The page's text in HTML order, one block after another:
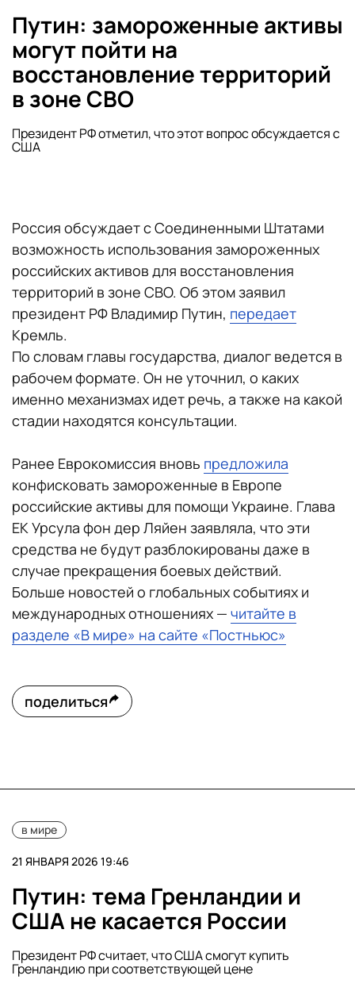
Путин: замороженные активы
могут пойти на
восстановление территорий
в зоне СВО
Президент РФ отметил, что этот вопрос обсуждается с
США
Россия обсуждает с Соединенными Штатами
возможность использования замороженных
российских активов для восстановления
территорий в зоне СВО. Об этом заявил
президент РФ Владимир Путин, передает
Кремль.
По словам главы государства, диалог ведется в
рабочем формате. Он не уточнил, о каких
именно механизмах идет речь, а также на какой
стадии находятся консультации.
Ранее Еврокомиссия вновь предложила
конфисковать замороженные в Европе
российские активы для помощи Украине. Глава
ЕК Урсула фон дер Ляйен заявляла, что эти
средства не будут разблокированы даже в
случае прекращения боевых действий.
Больше новостей о глобальных событиях и
международных отношениях — читайте в
разделе «В мире» на сайте «Постньюс»
поделиться
в мире
21 ЯНВАРЯ 2026 19:46
Путин: тема Гренландии и
США не касается России
Президент РФ считает, что США смогут купить
Гренландию при соответствующей цене